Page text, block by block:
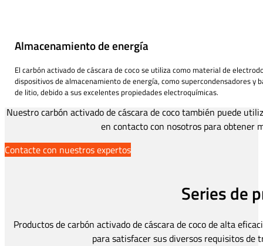
Almacenamiento de energía
El carbón activado de cáscara de coco se utiliza como material de
dispositivos de almacenamiento de energía, como supercondensadores y
de litio, debido a sus excelentes propiedades electroquímicas.
Nuestro carbón activado de cáscara de coco también puede
en contacto con nosotros para obtener
Contacte con nuestros expertos
Series de
Productos de carbón activado de cáscara de coco de alta
para satisfacer sus diversos requisitos de